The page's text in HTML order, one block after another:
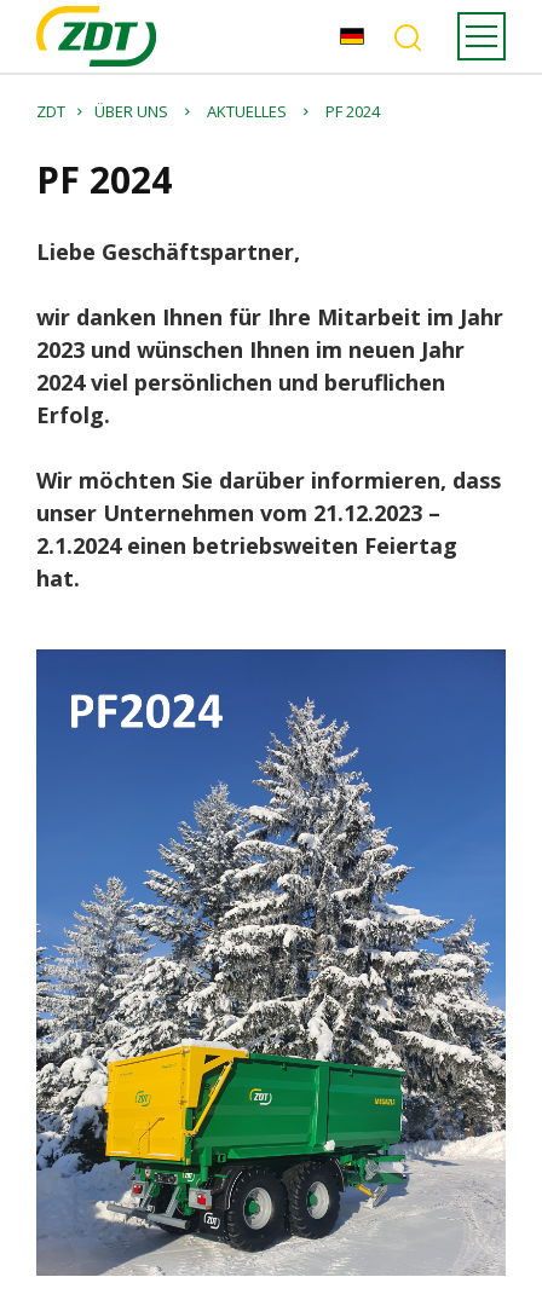
ZDT ÜBER UNS AKTUELLES PF 2024
PF 2024
Liebe Geschäftspartner,
wir danken Ihnen für Ihre Mitarbeit im Jahr
2023 und wünschen Ihnen im neuen Jahr
2024 viel persönlichen und beruflichen
Erfolg.
Wir möchten Sie darüber informieren, dass
unser Unternehmen vom 21.12.2023 –
2.1.2024 einen betriebsweiten Feiertag
hat.